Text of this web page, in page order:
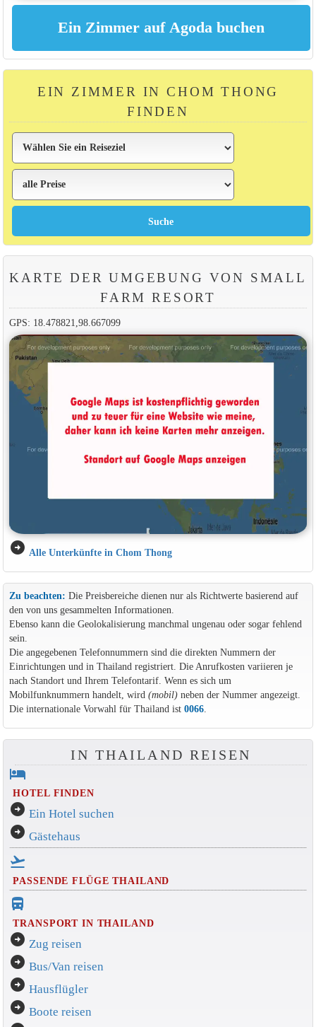
EIN ZIMMER IN CHOM THONG
FINDEN
KARTE DER UMGEBUNG VON SMALL
FARM RESORT
GPS: 18.478821,98.667099
arrow_circle_right Alle Unterkünfte in Chom Thong
Zu beachten: Die Preisbereiche dienen nur als Richtwerte basierend auf
den von uns gesammelten Informationen.
Ebenso kann die Geolokalisierung manchmal ungenau oder sogar fehlend
sein.
Die angegebenen Telefonnummern sind die direkten Nummern der
Einrichtungen und in Thailand registriert. Die Anrufkosten variieren je
nach Standort und Ihrem Telefontarif. Wenn es sich um
Mobilfunknummern handelt, wird (mobil)neben der Nummer angezeigt.
Die internationale Vorwahl für Thailand ist 0066.
IN THAILAND REISEN
hotel
HOTEL FINDEN
arrow_circle_right Ein Hotel suchen
arrow_circle_right Gästehaus
flight_takeoff
PASSENDE FLÜGE THAILAND
directions_bus_filled
TRANSPORT IN THAILAND
arrow_circle_right Zug reisen
arrow_circle_right Bus/Van reisen
arrow_circle_right Hausflügler
arrow_circle_right Boote reisen